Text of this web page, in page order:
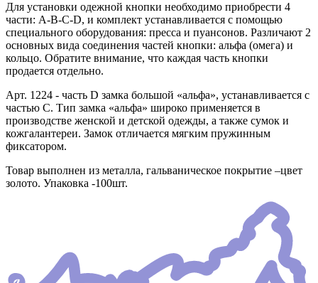
Для установки одежной кнопки необходимо приобрести 4
части: A-B-C-D, и комплект устанавливается с помощью
специального оборудования: пресса и пуансонов. Различают 2
основных вида соединения частей кнопки: альфа (омега) и
кольцо. Обратите внимание, что каждая часть кнопки
продается отдельно.
Арт. 1224 - часть D замка большой «альфа», устанавливается с
частью С. Тип замка «альфа» широко применяется в
производстве женской и детской одежды, а также сумок и
кожгалантереи. Замок отличается мягким пружинным
фиксатором.
Товар выполнен из металла, гальваническое покрытие –цвет
золото. Упаковка -100шт.